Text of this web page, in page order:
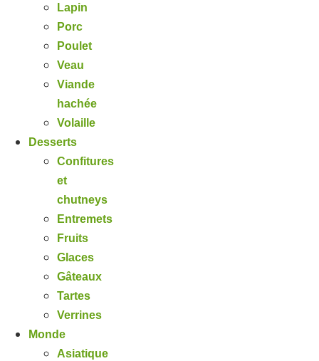
Lapin
Porc
Poulet
Veau
Viande
hachée
Volaille
Desserts
Confitures
et
chutneys
Entremets
Fruits
Glaces
Gâteaux
Tartes
Verrines
Monde
Asiatique